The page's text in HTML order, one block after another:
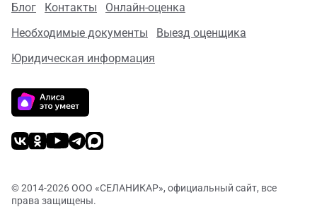
Блог
Контакты
Онлайн-оценка
Необходимые документы
Выезд оценщика
Юридическая информация
© 2014-2026 ООО «СЕЛАНИКАР», официальный сайт, все
права защищены.